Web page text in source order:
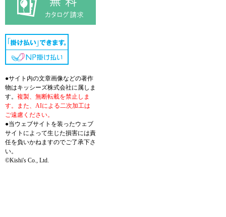
●サイト内の文章画像などの著作
物はキッシーズ株式会社に属しま
す。 複製、無断転載を禁止しま
す。また、AIによる二次加工は
ご遠慮ください。
●当ウェブサイトを装ったウェブ
サイトによって生じた損害には責
任を負いかねますのでご了承下さ
い。
©Kishi's Co., Ltd.